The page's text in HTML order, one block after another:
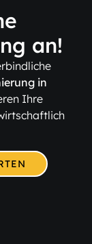
an!
in
Ihre